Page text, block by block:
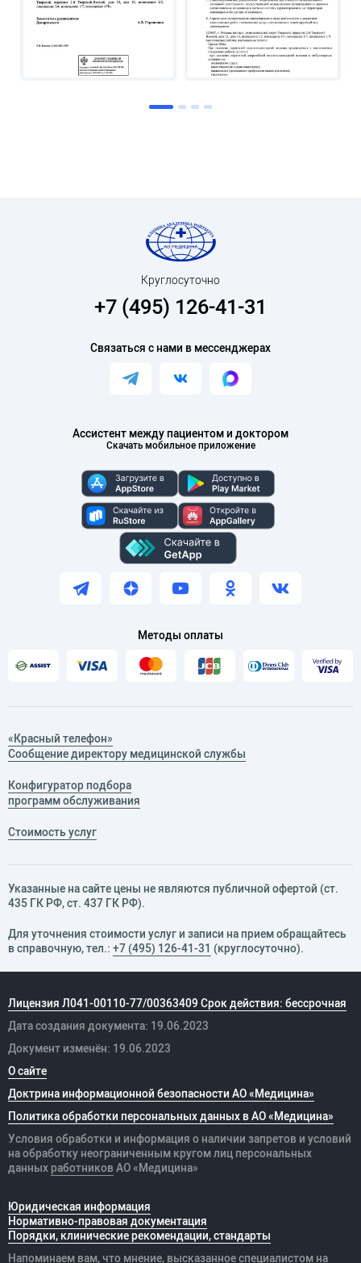
Ассистент между пациентом и доктором
Скачать мобильное приложение
Круглосуточно
+7 (495) 126-41-31
Связаться с нами в мессенджерах
Методы оплаты
«Красный телефон»
Сообщение директору медицинской службы
Конфигуратор подбора
программ обслуживания
Стоимость услуг
Указанные на сайте цены не являются публичной офертой (ст.
435 ГК РФ, cт. 437 ГК РФ).
Для уточнения стоимости услуг и записи на прием обращайтесь
в справочную, тел.: +7 (495) 126-41-31 (круглосуточно).
Лицензия Л041-00110-77/00363409 Срок действия: бессрочная
Дата создания документа: 19.06.2023
Документ изменён: 19.06.2023
О сайте
Доктрина информационной безопасности АО «Медицина»
Политика обработки персональных данных в АО «Медицина»
Условия обработки и информация о наличии запретов и условий
на обработку неограниченным кругом лиц персональных
данных работников АО «Медицина»
Юридическая информация
Нормативно-правовая документация
Порядки, клинические рекомендации, стандарты
Напоминаем вам, что мнение, высказанное специалистом на